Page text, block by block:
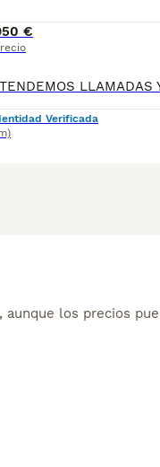
€
Verificada
los precios